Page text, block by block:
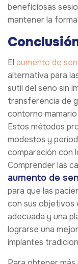
beneficiosas
mantener la
El aumento de
alternativa para
sutil del seno sin
transferencia de
contorno
Estos métodos
modestos y
comparación con
Comprender las
aumento de
para que las
con sus objetivos
adecuada y una
lograrse una
implantes